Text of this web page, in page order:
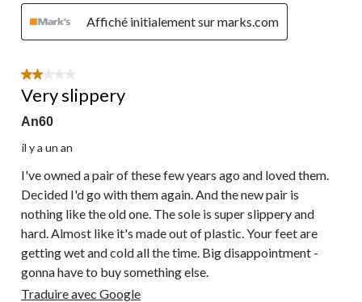
Affiché initialement sur marks.com
2 étoile(s) sur 5.
Very slippery
An60
il y a un an
I've owned a pair of these few years ago and loved them.
Decided I'd go with them again. And the new pair is
nothing like the old one. The sole is super slippery and
hard. Almost like it's made out of plastic. Your feet are
getting wet and cold all the time. Big disappointment -
gonna have to buy something else.
Traduire avec Google